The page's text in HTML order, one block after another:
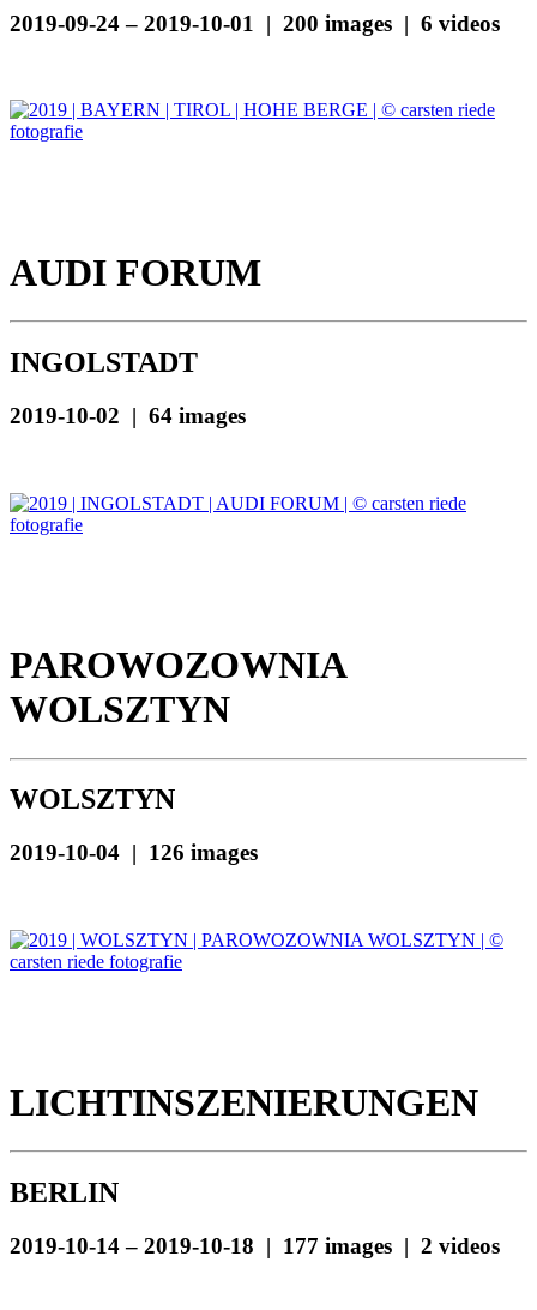
2019-09-24 – 2019-10-01 | 200 images | 6 videos
AUDI FORUM
INGOLSTADT
2019-10-02 | 64 images
PAROWOZOWNIA
WOLSZTYN
WOLSZTYN
2019-10-04 | 126 images
LICHTINSZENIERUNGEN
BERLIN
2019-10-14 – 2019-10-18 | 177 images | 2 videos